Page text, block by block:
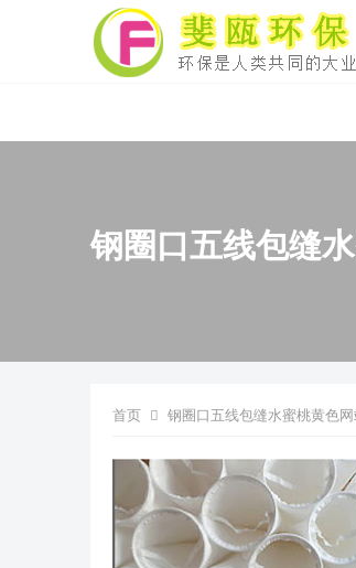
钢圈口五线包缝
首页 钢圈口五线包缝水蜜桃黄色